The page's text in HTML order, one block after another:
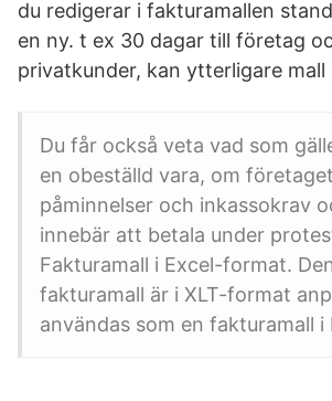
du redigerar i fakturamallen
en ny. t ex 30 dagar till företag
privatkunder, kan ytterligare mall
Du får också veta vad som
en obeställd vara, om
påminnelser och inkassokrav
innebär att betala under
Fakturamall i Excel-format.
fakturamall är i XLT-format
användas som en fakturamall i